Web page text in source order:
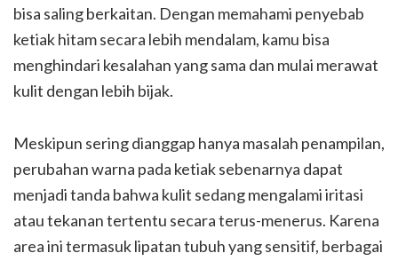
bisa saling berkaitan. Dengan memahami penyebab
ketiak hitam secara lebih mendalam, kamu bisa
menghindari kesalahan yang sama dan mulai merawat
kulit dengan lebih bijak.
Meskipun sering dianggap hanya masalah penampilan,
perubahan warna pada ketiak sebenarnya dapat
menjadi tanda bahwa kulit sedang mengalami iritasi
atau tekanan tertentu secara terus-menerus. Karena
area ini termasuk lipatan tubuh yang sensitif, berbagai